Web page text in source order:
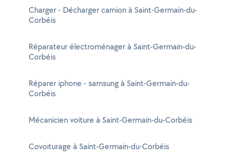
Charger - Décharger camion à Saint-Germain-du-
Corbéis
Réparateur électroménager à Saint-Germain-du-
Corbéis
Réparer iphone - samsung à Saint-Germain-du-
Corbéis
Mécanicien voiture à Saint-Germain-du-Corbéis
Covoiturage à Saint-Germain-du-Corbéis